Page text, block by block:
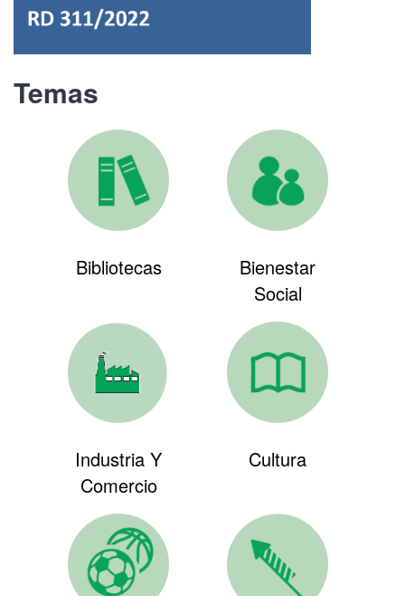
Temas
Bibliotecas
Bienestar
Social
Industria Y
Comercio
Cultura